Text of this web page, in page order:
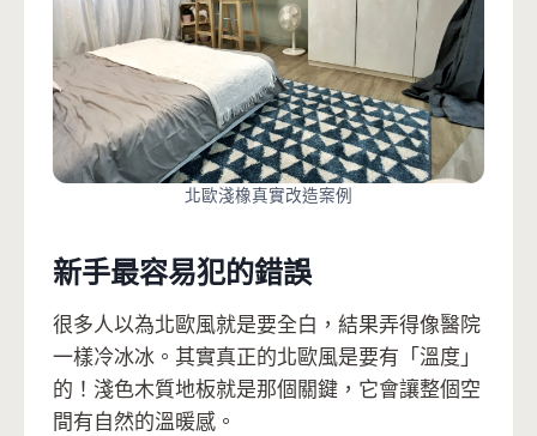
北歐淺橡真實改造案例
新手最容易犯的錯誤
很多人以為北歐風就是要全白，結果弄得像醫院
一樣冷冰冰。其實真正的北歐風是要有「溫度」
的！淺色木質地板就是那個關鍵，它會讓整個空
間有自然的溫暖感。